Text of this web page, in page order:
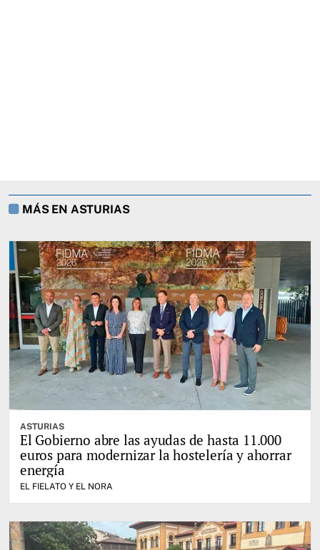
MÁS EN ASTURIAS
ASTURIAS
El Gobierno abre las ayudas de hasta 11.000
euros para modernizar la hostelería y ahorrar
energía
EL FIELATO Y EL NORA